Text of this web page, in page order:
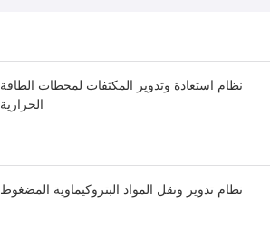
نظام استعادة وتدوير المكثفات لمحطات الطاقة
الحرارية
نظام تدوير ونقل المواد البتروكيماوية المضغوط